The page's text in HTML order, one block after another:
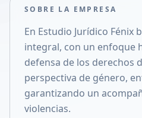
Compartir en X
SOBRE LA EMPRESA
En Estudio Jurídico
integral, con un enfoque
defensa de los derechos
perspectiva de género,
garantizando un
violencias.